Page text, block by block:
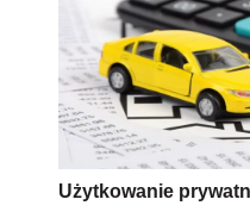
Użytkowanie